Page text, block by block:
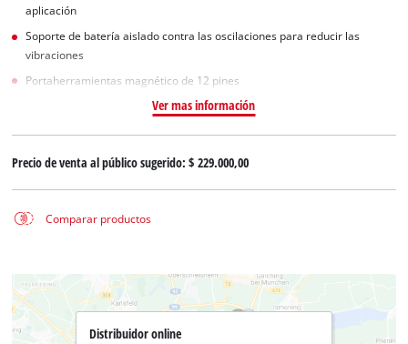
aplicación
Soporte de batería aislado contra las oscilaciones para reducir las
vibraciones
Portaherramientas magnético de 12 pines
Ver mas información
Precio de venta al público sugerido:$ 229.000,00
Comparar productos
Distribuidor online